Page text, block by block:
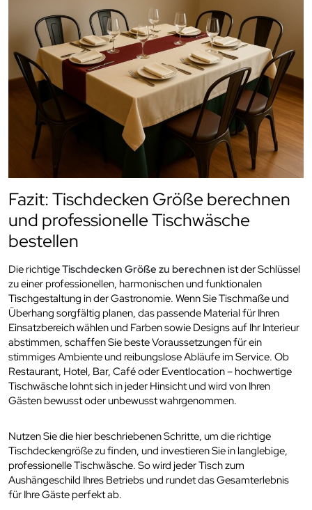
Fazit: Tischdecken Größe berechnen
und professionelle Tischwäsche
bestellen
Die richtigeTischdecken Größe zu berechnen ist der Schlüssel
zu einer professionellen, harmonischen und funktionalen
Tischgestaltung in der Gastronomie. Wenn Sie Tischmaße und
Überhang sorgfältig planen, das passende Material für Ihren
Einsatzbereich wählen und Farben sowie Designs auf Ihr Interieur
abstimmen, schaffen Sie beste Voraussetzungen für ein
stimmiges Ambiente und reibungslose Abläufe im Service. Ob
Restaurant, Hotel, Bar, Café oder Eventlocation – hochwertige
Tischwäsche lohnt sich in jeder Hinsicht und wird von Ihren
Gästen bewusst oder unbewusst wahrgenommen.
Nutzen Sie die hier beschriebenen Schritte, um die richtige
Tischdeckengröße zu finden, und investieren Sie in langlebige,
professionelle Tischwäsche. So wird jeder Tisch zum
Aushängeschild Ihres Betriebs und rundet das Gesamterlebnis
für Ihre Gäste perfekt ab.